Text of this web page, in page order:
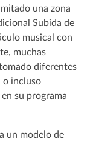
una zona
Subida de
musical con
muchas
diferentes
o incluso
su programa
un modelo de